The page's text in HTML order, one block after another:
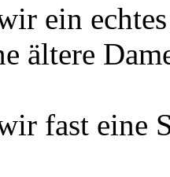
ein
ältere
fast eine